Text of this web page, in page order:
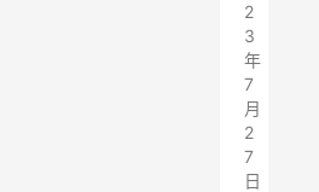
2
3
年
7
月
2
7
日